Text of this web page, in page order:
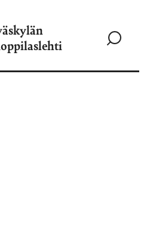
Siirry